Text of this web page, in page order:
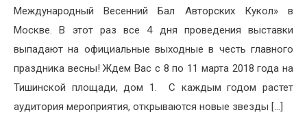
Международный Весенний Бал Авторских Кукол» в
Москве. В этот раз все 4 дня проведения выставки
выпадают на официальные выходные в честь главного
праздника весны! Ждем Вас с 8 по 11 марта 2018 года на
Тишинской площади, дом 1. С каждым годом растет
аудитория мероприятия, открываются новые звезды […]